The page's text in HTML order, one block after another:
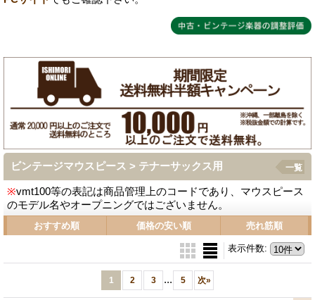
ビンテージマウスピース > テナーサックス用
※vmt100等の表記は商品管理上のコードであり、マウスピース
のモデル名やオープニングではございません。
一覧
おすすめ順 価格の安い順 売れ筋順
表示件数:
1 2 3 ... 5 次»